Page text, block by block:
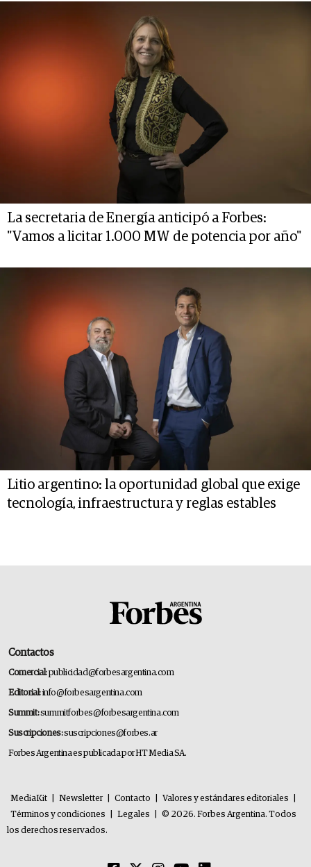
La secretaria de Energía anticipó a Forbes:
"Vamos a licitar 1.000 MW de potencia por año"
Litio argentino: la oportunidad global que exige
tecnología, infraestructura y reglas estables
Contactos
Comercial:publicidad@forbesargentina.com
Editorial:info@forbesargentina.com
Summit:summitforbes@forbesargentina.com
Suscripciones:suscripciones@forbes.ar
Forbes Argentina es publicada por HT Media SA.
MediaKit Newsletter Contacto Valores y estándares editoriales
Términos y condiciones
Legales
© 2026. Forbes Argentina. Todos
los derechos reservados.